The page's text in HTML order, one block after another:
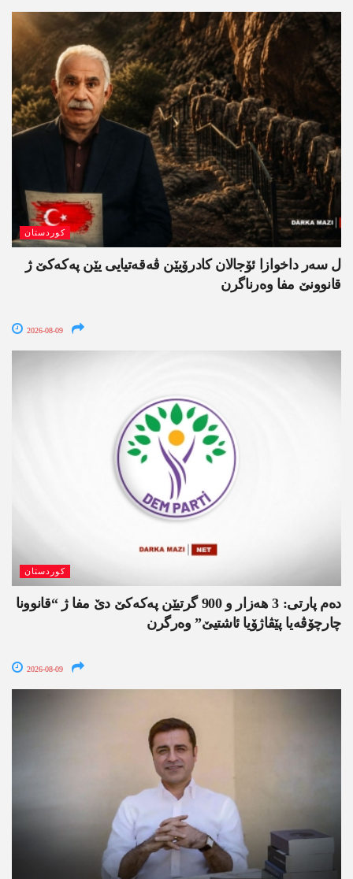
کوردستان
ل سەر داخوازا ئۆجالان کادرۆیێن ڤەقەتیایی یێن پەکەکێ ژ
قانوونێ مفا وەرناگرن
2026-08-09
کوردستان
دەم پارتی: 3 ھەزار و 900 گرتیێن پەکەکێ دێ مفا ژ “قانوونا
چارچۆڤەیا پێڤاژۆیا ئاشتیێ” وەرگرن
2026-08-09